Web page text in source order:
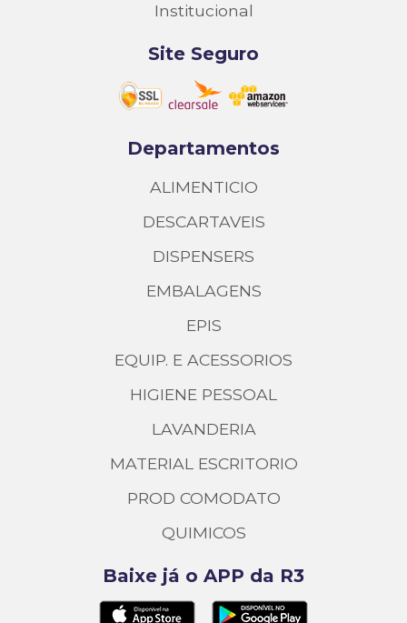
Institucional
Site Seguro
Departamentos
ALIMENTICIO
DESCARTAVEIS
DISPENSERS
EMBALAGENS
EPIS
EQUIP. E ACESSORIOS
HIGIENE PESSOAL
LAVANDERIA
MATERIAL ESCRITORIO
PROD COMODATO
QUIMICOS
Baixe já o APP da R3